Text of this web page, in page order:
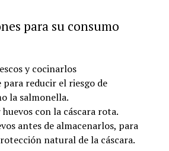
para su consumo
y cocinarlos
reducir el riesgo de
la salmonella.
con la cáscara rota.
antes de almacenarlos, para
natural de la cáscara.